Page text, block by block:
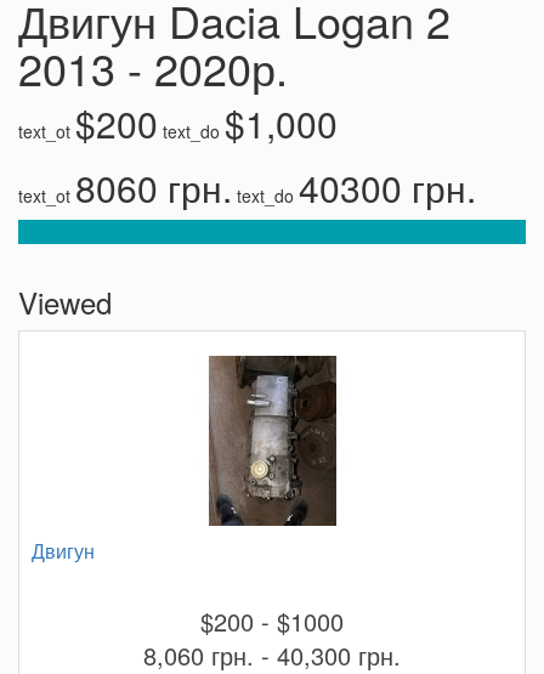
Двигун Dacia Logan 2
2013 - 2020р.
text_ot $200 text_do $1,000
text_ot 8060 грн. text_do 40300 грн.
Viewed
Двигун
$200 - $1000
8,060 грн. - 40,300 грн.